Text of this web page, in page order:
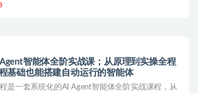
智能体全阶实战课；从原理到实操全程
基础也能搭建自动运行的智能体
是一套系统化的AI Agent智能体全阶实战课程，从